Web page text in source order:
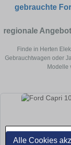
Alle Cookies
gebrauchte
regionale
Finde in Herten
Gebrauchtwagen oder
Modelle